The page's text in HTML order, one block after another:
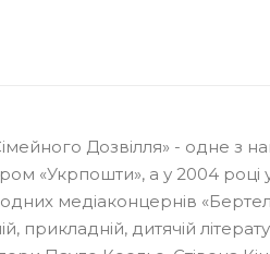
Дозвілля» - одне з
«Укрпошти», а у 2004
медіаконцернів
прикладній, дитячій